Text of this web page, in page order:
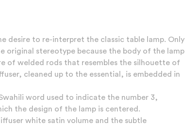
desire to re-interpret the classic table lamp. Only
original stereotype because the body of the lamp
of welded rods that resembles the silhouette of
cleaned up to the essential, is embedded in
word used to indicate the number 3,
the design of the lamp is centered.
white satin volume and the subtle